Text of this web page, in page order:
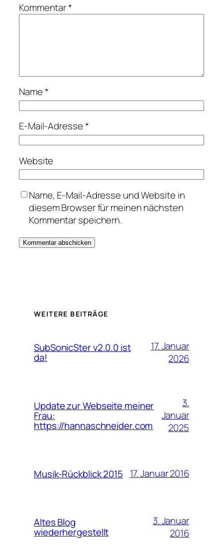
Kommentar*
Name*
E-Mail-Adresse*
Website
Name, E-Mail-Adresse und Website in
diesem Browser für meinen nächsten
Kommentar speichern.
WEITERE BEITRÄGE
SubSonicSter v2.0.0 ist
da!
17. Januar
2026
Update zur Webseite meiner
Frau:
https://hannaschneider.com
3.
Januar
2025
Musik-Rückblick 2015 17. Januar 2016
Altes Blog
wiederhergestellt
3. Januar
2016